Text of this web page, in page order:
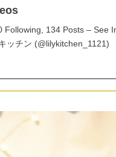
Following, 134 Posts – See
ッチン (@lilykitchen_1121)